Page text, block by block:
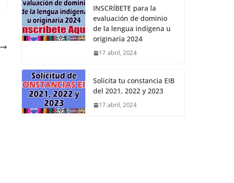
INSCRÍBETE para la
evaluación de dominio
de la lengua indígena u
originaria 2024
17 abril, 2024
Solicita tu constancia EIB
del 2021, 2022 y 2023
17 abril, 2024